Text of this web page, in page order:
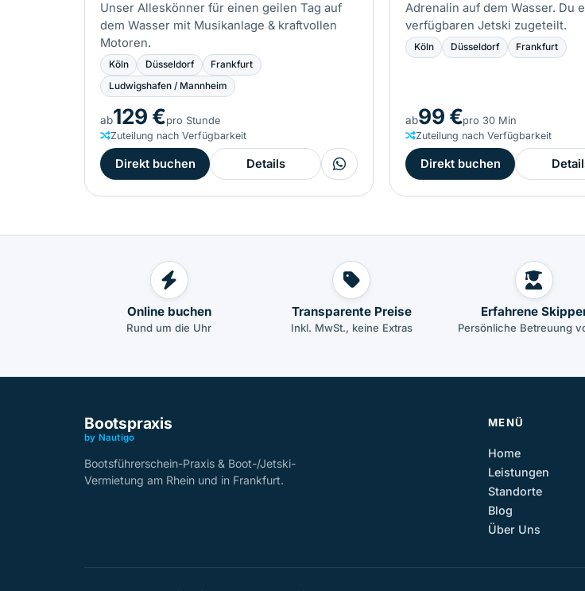
Unser Alleskönner für einen geilen Tag auf
dem Wasser mit Musikanlage & kraftvollen
Motoren.
Köln Düsseldorf
Frankfurt
Ludwigshafen / Mannheim
ab129 €pro Stunde
Zuteilung nach Verfügbarkeit
Direkt buchen Details Fragen?
Adrenalin auf dem Wasser. Du
verfügbaren Jetski zugeteilt.
Köln Düsseldorf Frankfurt
ab99 €pro 30 Min
Zuteilung nach Verfügbarkeit
Direkt buchen
Online buchen
Rund um die Uhr
Transparente Preise
Inkl. MwSt., keine Extras
Erfahrene
Persönliche Betreuung
Bootspraxis
by Nautigo
Bootsführerschein-Praxis & Boot-/Jetski-
Vermietung am Rhein und in Frankfurt.
MENÜ
Home
Leistungen
Standorte
Blog
Über Uns